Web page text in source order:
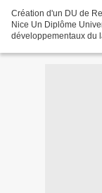
Création d'un DU de
Nice Un Diplôme
développementaux du